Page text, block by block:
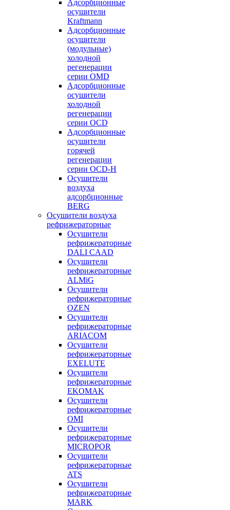
Адсорбционные
осушители
Kraftmann
Адсорбционные
осушители
(модульные)
холодной
регенерации
серии OMD
Адсорбционные
осушители
холодной
регенерации
серии OCD
Адсорбционные
осушители
горячей
регенерации
серии OСD-H
Осушители
воздуха
адсорбционные
BERG
Осушители воздуха
рефрижераторные
Осушители
рефрижераторные
DALI CAAD
Осушители
рефрижераторные
ALMiG
Осушители
рефрижераторные
OZEN
Осушители
рефрижераторные
ARIACOM
Осушители
рефрижераторные
EXELUTE
Осушители
рефрижераторные
EKOMAK
Осушители
рефрижераторные
OMI
Осушители
рефрижераторные
MICROPOR
Осушители
рефрижераторные
ATS
Осушители
рефрижераторные
MARK